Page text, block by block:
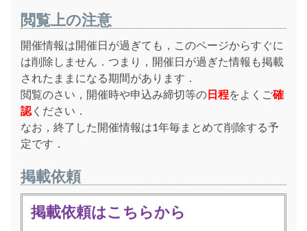
閲覧上の注意
開催情報は開催日が過ぎても，このページからすぐに
は削除しません．つまり，開催日が過ぎた情報も掲載
されたままになる期間があります．
閲覧のさい，開催時や申込み締切等の日程をよくご確
認 ください．
なお，終了した開催情報は1年毎まとめて削除する予
定です．
掲載依頼
掲載依頼はこちらから